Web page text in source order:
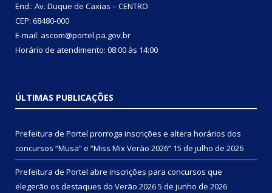
End.: Av. Duque de Caxias – CENTRO
CEP: 68480-000
E-mail: ascom@portel.pa.gov.br
Horário de atendimento: 08:00 às 14:00
ÚLTIMAS PUBLICAÇÕES
Prefeitura de Portel prorroga inscrições e altera horários dos
concursos “Musa” e “Miss Mix Verão 2026” 15 de julho de 2026
Prefeitura de Portel abre inscrições para concursos que
elegerão os destaques do Verão 20265 de junho de 2026